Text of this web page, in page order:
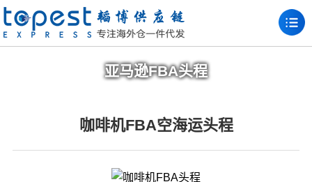
亚马逊FBA头程
咖啡机FBA空海运头程